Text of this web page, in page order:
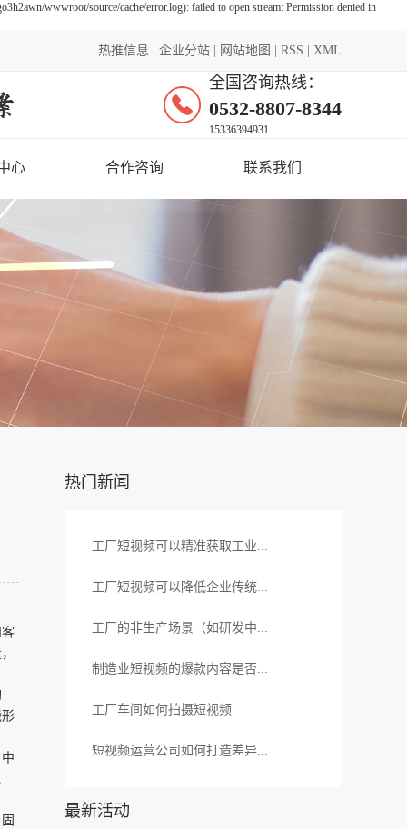
wwwroot/source/cache/error.log): failed to open stream: Permission denied in
热推信息 企业分站 网站地图 RSS XML
全国咨询热线：
0532-8807-8344
15336394931
心 合作咨询 联系我们
热门新闻
工厂短视频可以精准获取工业...
工厂短视频可以降低企业传统...
工厂的非生产场景（如研发中...
制造业短视频的爆款内容是否...
工厂车间如何拍摄短视频
短视频运营公司如何打造差异...
最新活动